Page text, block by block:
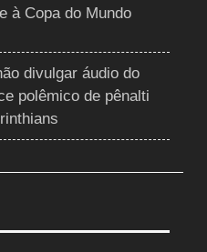
à Copa do Mundo
divulgar áudio do
polêmico de pênalti